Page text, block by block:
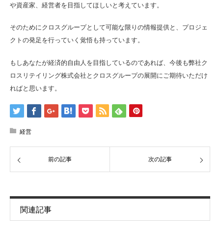
や資産家、経営者を目指してほしいと考えています。
そのためにクロスグループとして可能な限りの情報提供と、プロジェ
クトの発足を行っていく覚悟も持っています。
もしあなたが経済的自由人を目指しているのであれば、今後も弊社ク
ロスリテイリング株式会社とクロスグループの展開にご期待いただけ
ればと思います。
経営
前の記事 次の記事
関連記事